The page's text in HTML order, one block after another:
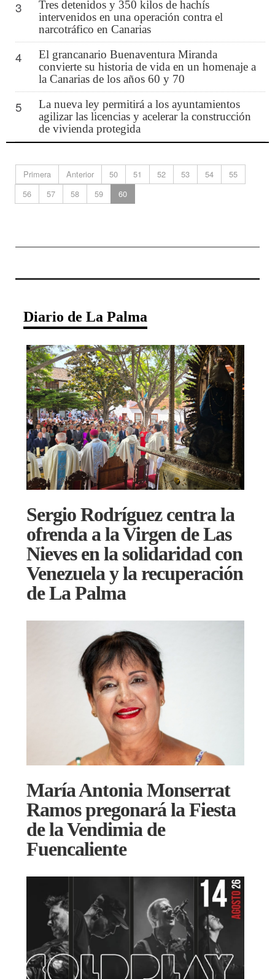
3
Tres detenidos y 350 kilos de hachís
intervenidos en una operación contra el
narcotráfico en Canarias
4
El grancanario Buenaventura Miranda
convierte su historia de vida en un homenaje a
la Canarias de los años 60 y 70
5
La nueva ley permitirá a los ayuntamientos
agilizar las licencias y acelerar la construcción
de vivienda protegida
Primera Anterior 50 51 52 53 54
55
56
57 58 59 60
Diario de La Palma
Sergio Rodríguez centra la
ofrenda a la Virgen de Las
Nieves en la solidaridad con
Venezuela y la recuperación
de La Palma
María Antonia Monserrat
Ramos pregonará la Fiesta
de la Vendimia de
Fuencaliente